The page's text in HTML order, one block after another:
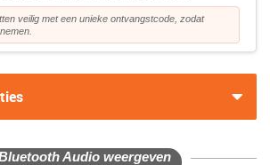
veilig met een unieke ontvangstcode, zodat
Audio weergeven